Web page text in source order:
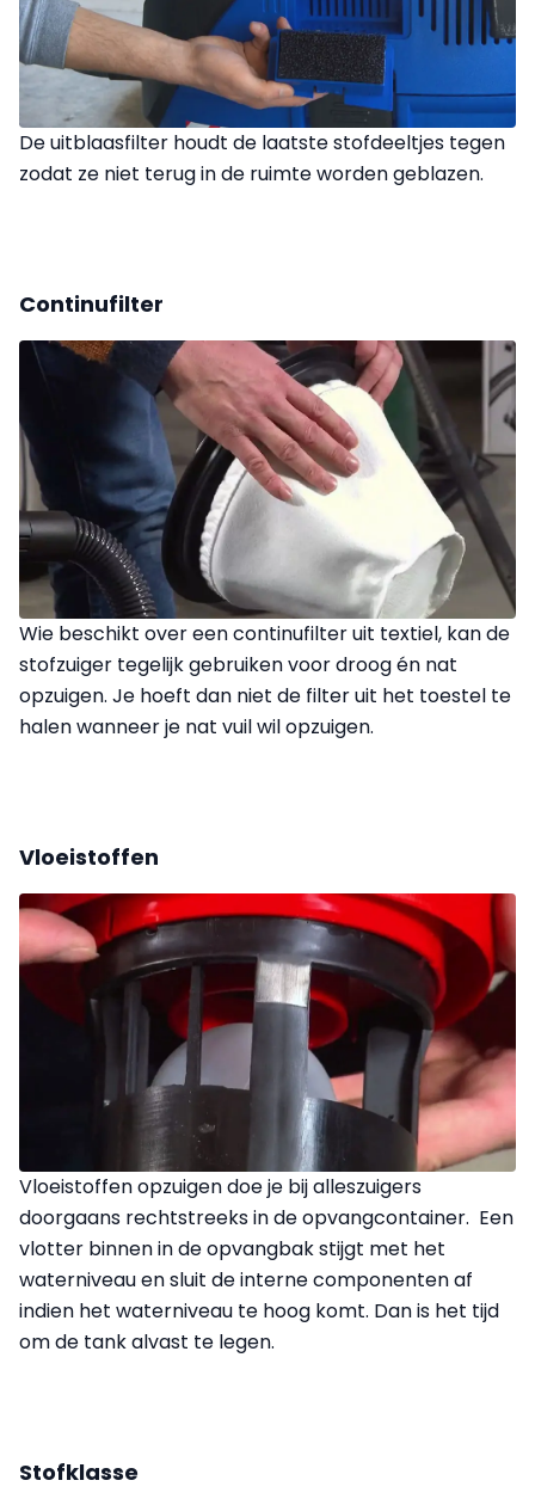
De uitblaasfilter houdt de laatste stofdeeltjes tegen
zodat ze niet terug in de ruimte worden geblazen.
Continufilter
Wie beschikt over een continufilter uit textiel, kan de
stofzuiger tegelijk gebruiken voor droog én nat
opzuigen. Je hoeft dan niet de filter uit het toestel te
halen wanneer je nat vuil wil opzuigen.
Vloeistoffen
Vloeistoffen opzuigen doe je bij alleszuigers
doorgaans rechtstreeks in de opvangcontainer. Een
vlotter binnen in de opvangbak stijgt met het
waterniveau en sluit de interne componenten af
indien het waterniveau te hoog komt. Dan is het tijd
om de tank alvast te legen.
Stofklasse